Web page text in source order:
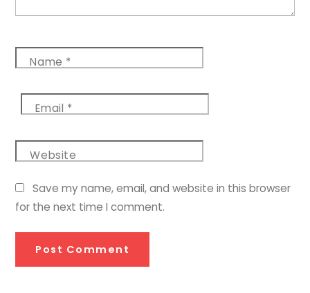
Name *
Email *
Website
Save my name, email, and website in this browser
for the next time I comment.